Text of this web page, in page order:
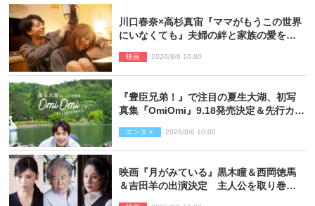
川口春奈×高杉真宙『ママがもうこの世界
にいなくても』夫婦の絆と家族の愛を映
映画 2026/8/6 10:00
『豊臣兄弟！』で注目の夏生大湖、初写
真集『OmiOmi』9.18発売決定＆先行カッ
エンタメ 2026/8/6 10:00
映画『月がみている』黒木瞳＆西岡徳馬
＆吉田羊の出演決定 主人公を取り巻く